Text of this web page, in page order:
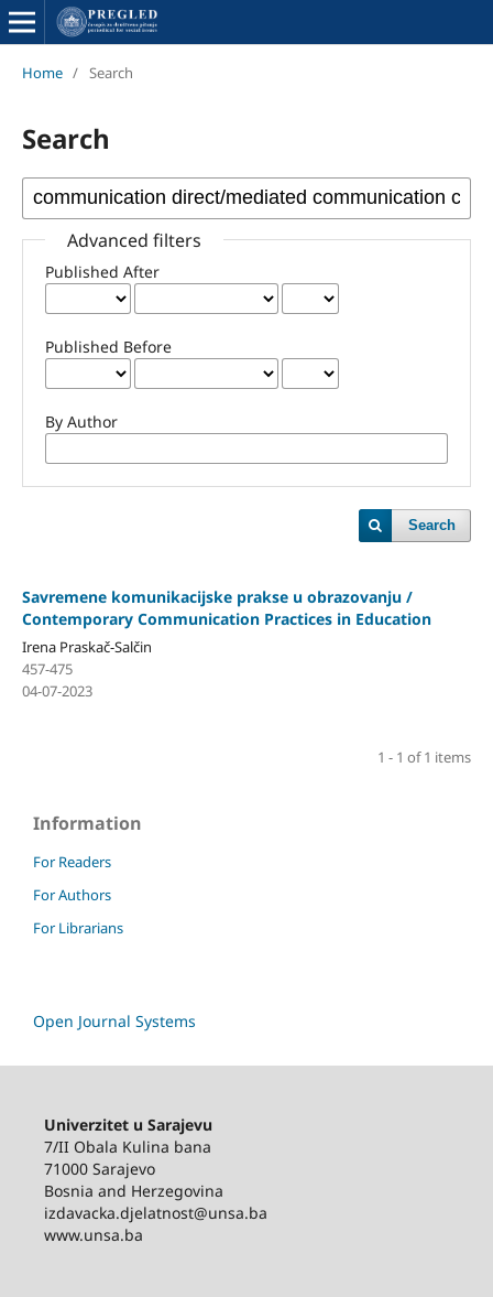
Home / Search
Search
Advanced filters
Published After
Published Before
By Author
Search
Savremene komunikacijske prakse u obrazovanju /
Contemporary Communication Practices in Education
Irena Praskač-Salčin
457-475
04-07-2023
1 - 1 of 1 items
Information
For Readers
For Authors
For Librarians
Open Journal Systems
Univerzitet u Sarajevu
7/II Obala Kulina bana
71000 Sarajevo
Bosnia and Herzegovina
izdavacka.djelatnost@unsa.ba
www.unsa.ba